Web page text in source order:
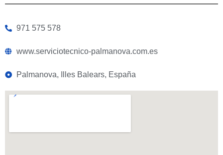
971 575 578
www.serviciotecnico-palmanova.com.es
Palmanova, Illes Balears, España